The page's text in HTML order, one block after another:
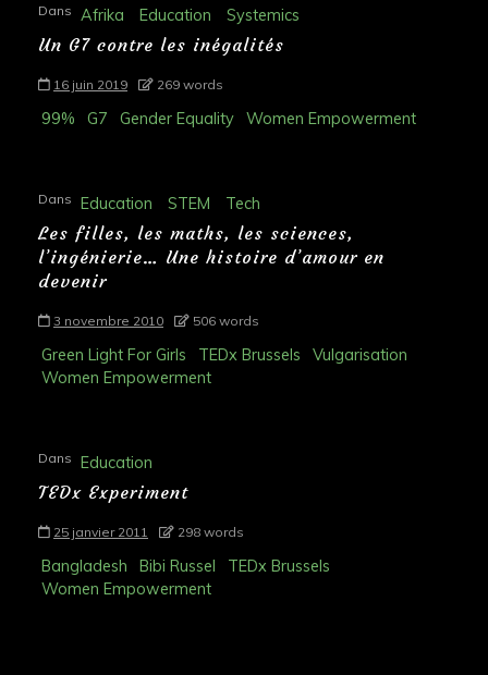
Dans Afrika Education Systemics
Un G7 contre les inégalités
16 juin 2019 269 words
99% G7 Gender Equality Women Empowerment
Dans Education STEM Tech
Les filles, les maths, les sciences,
l’ingénierie… Une histoire d’amour en
devenir
3 novembre 2010 506 words
Green Light For Girls TEDx Brussels
Vulgarisation
Women Empowerment
Dans Education
TEDx Experiment
25 janvier 2011 298 words
Bangladesh Bibi Russel
TEDx Brussels
Women Empowerment